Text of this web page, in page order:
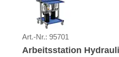
Art.-Nr.: 95701
Arbeitsstation